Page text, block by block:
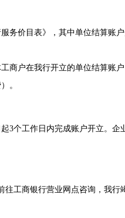
价目表》，其中单位结算账户
商户在我行开立的单位结算账
。
3个工作日内完成账户开立。企
往工商银行营业网点咨询，我行